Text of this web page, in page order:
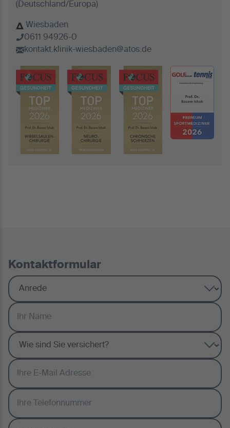
(Deutschland/Europa)
Wiesbaden
0611 94926-0
kontakt.klinik-wiesbaden@atos.de
Kontaktformular